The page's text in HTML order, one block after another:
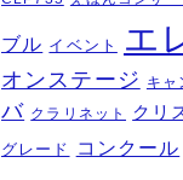
夏のおトクなキ
その２ 2026年6月11
夏のおトクなキ
その１
ブル イベント エ
オンステージ キャ
バ クラリネット クリ
グレード
コンクール